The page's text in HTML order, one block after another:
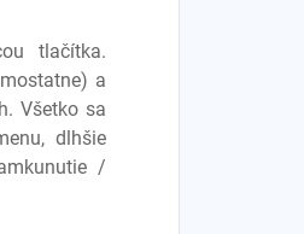
tlačítka.
a
Všetko sa
dlhšie
/